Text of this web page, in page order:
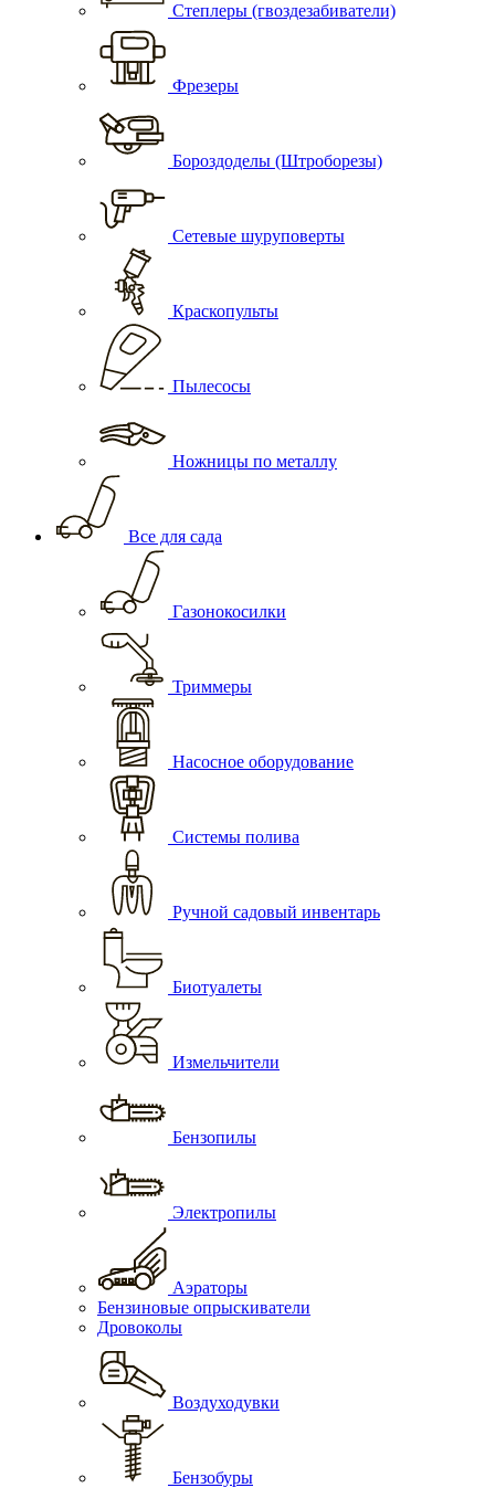
Степлеры (гвоздезабиватели)
Фрезеры
Бороздоделы (Штроборезы)
Сетевые шуруповерты
Краскопульты
Пылесосы
Ножницы по металлу
Все для сада
Газонокосилки
Триммеры
Насосное оборудование
Системы полива
Ручной садовый инвентарь
Биотуалеты
Измельчители
Бензопилы
Электропилы
Аэраторы
Бензиновые опрыскиватели
Дровоколы
Воздуходувки
Бензобуры